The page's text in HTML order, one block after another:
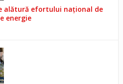
alătură efortului național de
energie